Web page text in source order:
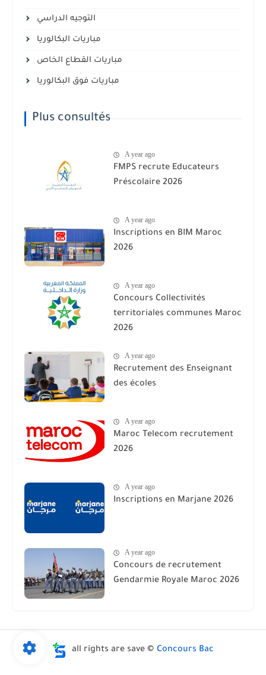
التوجيه الدراسي
مباريات البكالوريا
مباريات القطاع الخاص
مباريات فوق البكالوريا
Plus consultés
A year ago
FMPS recrute Educateurs
Préscolaire 2026
A year ago
Inscriptions en BIM Maroc
2026
A year ago
Concours Collectivités
territoriales communes Maroc
2026
A year ago
Recrutement des Enseignant
des écoles
A year ago
Maroc Telecom recrutement
2026
A year ago
Inscriptions en Marjane 2026
A year ago
Concours de recrutement
Gendarmie Royale Maroc 2026
all rights are save © Concours Bac